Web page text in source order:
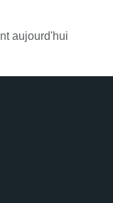
aujourd'hui